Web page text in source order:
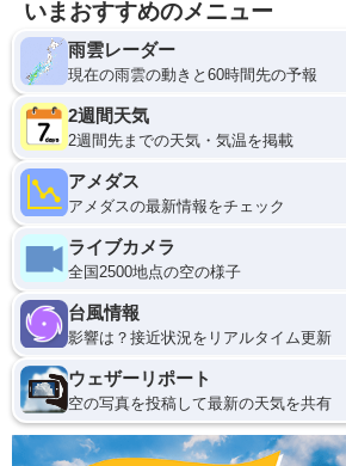
いまおすすめのメニュー
雨雲レーダー
現在の雨雲の動きと60時間先の予報
2週間天気
2週間先までの天気・気温を掲載
アメダス
アメダスの最新情報をチェック
ライブカメラ
全国2500地点の空の様子
台風情報
影響は？接近状況をリアルタイム更新
ウェザーリポート
空の写真を投稿して最新の天気を共有